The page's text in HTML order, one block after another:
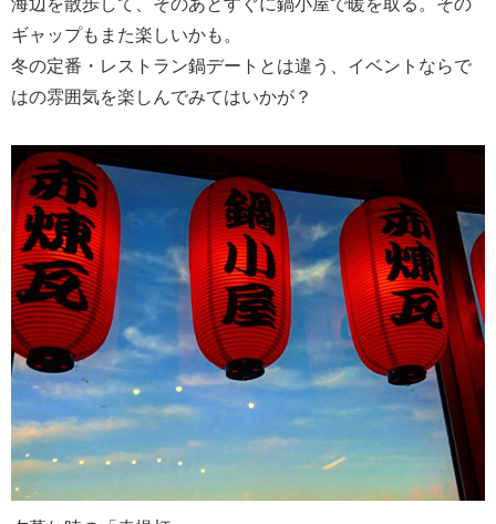
ギャップもまた楽しいかも。
冬の定番・レストラン鍋デートとは違う、イベントならで
はの雰囲気を楽しんでみてはいかが？